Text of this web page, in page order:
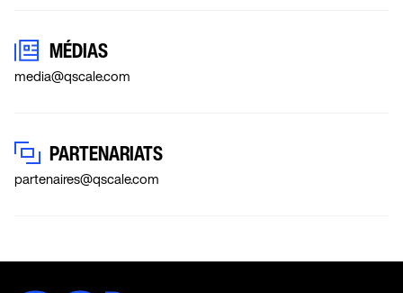
MÉDIAS
media@qscale.com
PARTENARIATS
partenaires@qscale.com